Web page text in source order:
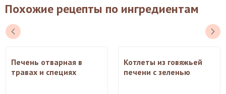
Похожие рецепты по ингредиентам
Печень отварная в
травах и специях
Котлеты из говяжьей
печени с зеленью